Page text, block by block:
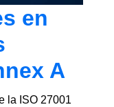
en
A
la ISO 27001